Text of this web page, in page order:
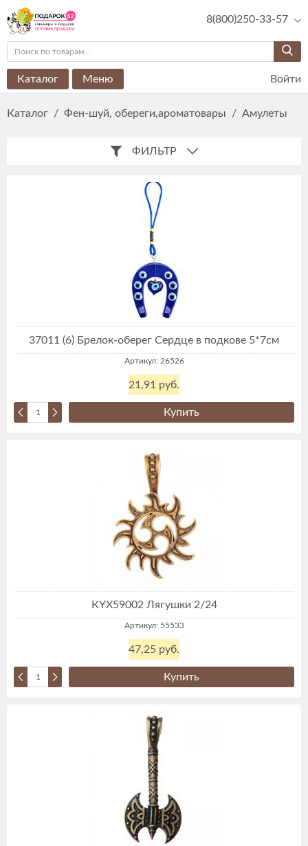
8(800)250-33-57
Каталог Меню Войти
Каталог / Фен-шуй, обереги,ароматовары / Амулеты
ФИЛЬТР
37011 (6) Брелок-оберег Сердце в подкове 5*7см
Артикул: 26526
21,91 руб.
Купить
КYX59002 Лягушки 2/24
Артикул: 55533
47,25 руб.
Купить